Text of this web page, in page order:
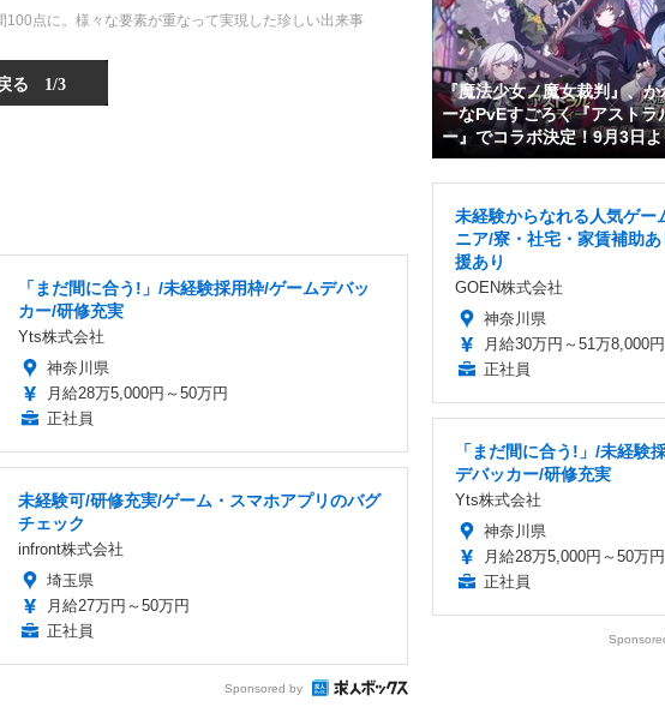
100点に。様々な要素が重なって実現した珍しい出来事
る 1/3
「まだ間に合う!」/未経験採用枠/ゲームデバッ
カー/研修充実
Yts株式会社
神奈川県
月給28万5,000円～50万円
正社員
未経験可/研修充実/ゲーム・スマホアプリのバグ
チェック
infront株式会社
埼玉県
月給27万円～50万円
正社員
Sponsored by
『魔法少女ノ魔女裁判』、
ーなPvEすごろく『アスト
ー』でコラボ決定！9月3日よ
未経験からなれる人気ゲー
ニア/寮・社宅・家賃補助
援あり
GOEN株式会社
神奈川県
月給30万円～51万8,000円
正社員
「まだ間に合う!」/未経験
デバッカー/研修充実
Yts株式会社
神奈川県
月給28万5,000円～50万円
正社員